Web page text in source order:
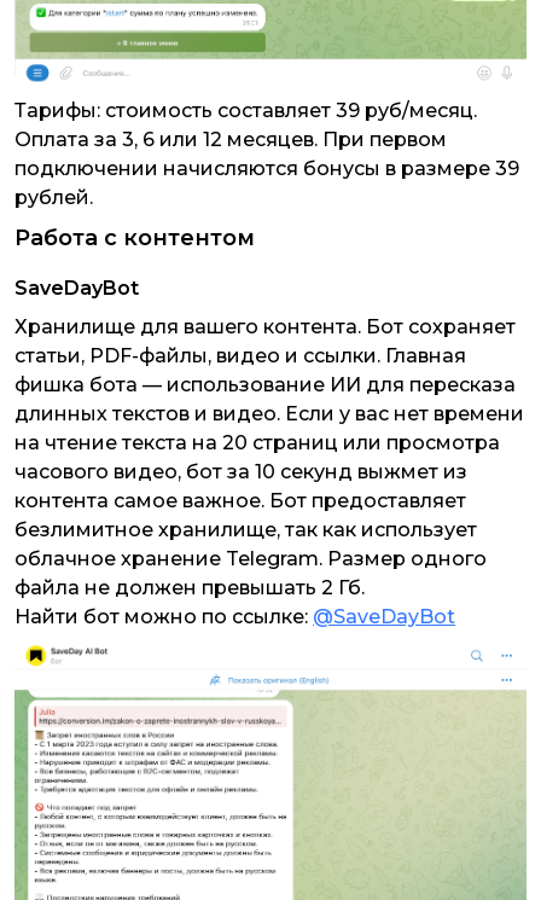
Тарифы: стоимость составляет 39 руб/месяц.
Оплата за 3, 6 или 12 месяцев. При первом
подключении начисляются бонусы в размере 39
рублей.
Работа с контентом
SaveDayBot
Хранилище для вашего контента. Бот сохраняет
статьи, PDF-файлы, видео и ссылки. Главная
фишка бота — использование ИИ для пересказа
длинных текстов и видео. Если у вас нет времени
на чтение текста на 20 страниц или просмотра
часового видео, бот за 10 секунд выжмет из
контента самое важное. Бот предоставляет
безлимитное хранилище, так как использует
облачное хранение Telegram. Размер одного
файла не должен превышать 2 Гб.
Найти бот можно по ссылке: @SaveDayBot